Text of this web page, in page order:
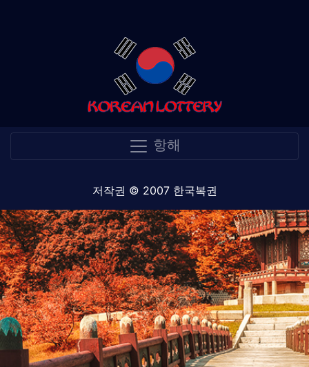
항해
저작권 © 2007 한국복권